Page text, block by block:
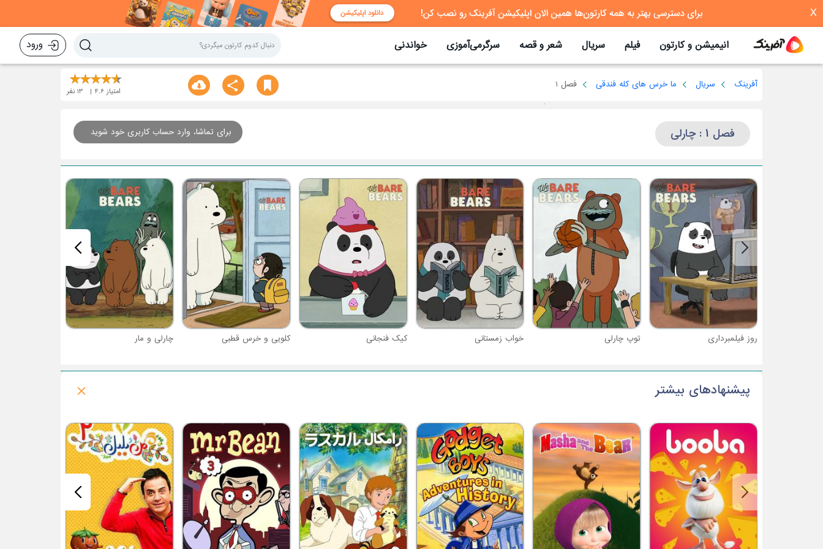
X
انیمیشن و کارتون فیلم سریال شعر و قصه سرگرمی‌آموزی خواندنی ورود
آفرینک سریال ما خرس های کله فندقی فصل 1
امتیاز 4.6
13 نفر
فصل 1 : چارلی برای تماشا، وارد حساب کاربری خود شوید
روز فیلمبرداری توپ چارلی خواب زمستانی کیک فنجانی کلویی و خرس قطبی چارلی و مار
پیشنهادهای بیشتر